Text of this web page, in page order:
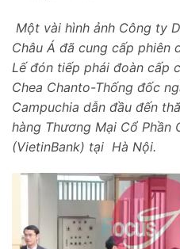
Một vài hình ảnh Công ty
Châu Á đã cung cấp phiên
Lế đón tiếp phái đoàn cấp
Chea Chanto-Thống đốc
Campuchia dẫn đầu đến
hàng Thương Mại Cổ Phần
(VietinBank) tại Hà Nội.